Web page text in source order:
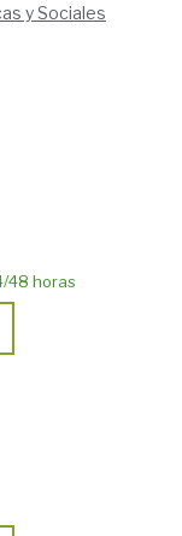
y Sociales
48 horas